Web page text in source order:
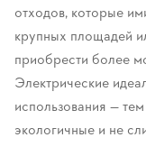
отходов, которые
крупных площадей
приобрести более
Электрические
использования —
экологичные и не